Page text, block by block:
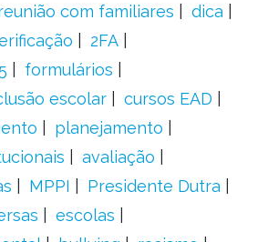
com familiares
dica
2FA
formulários
escolar
cursos EAD
planejamento
avaliação
MPPI
Presidente Dutra
escolas